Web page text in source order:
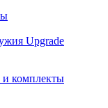
Upgrade
комплекты